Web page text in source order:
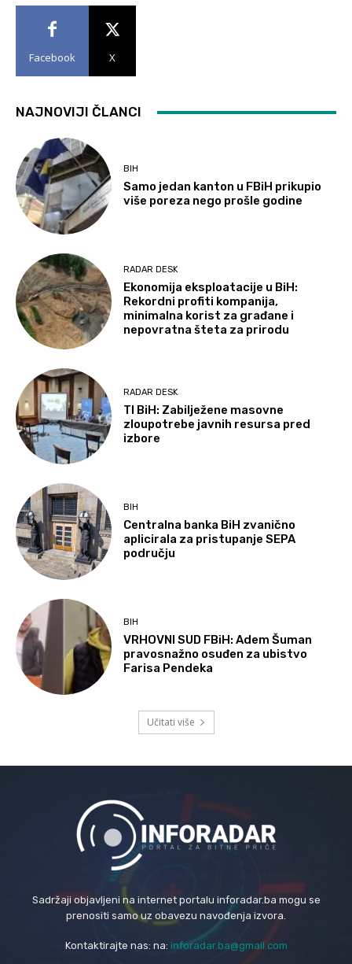
Facebook X
NAJNOVIJI ČLANCI
BIH
Samo jedan kanton u FBiH prikupio
više poreza nego prošle godine
RADAR DESK
Ekonomija eksploatacije u BiH:
Rekordni profiti kompanija,
minimalna korist za građane i
nepovratna šteta za prirodu
RADAR DESK
TI BiH: Zabilježene masovne
zloupotrebe javnih resursa pred
izbore
BIH
Centralna banka BiH zvanično
aplicirala za pristupanje SEPA
području
BIH
VRHOVNI SUD FBiH: Adem Šuman
pravosnažno osuđen za ubistvo
Farisa Pendeka
Učitati više
Sadržaji objavljeni na internet portalu inforadar.ba mogu se
prenositi samo uz obavezu navođenja izvora.
Kontaktirajte nas: na: inforadar.ba@gmail.com